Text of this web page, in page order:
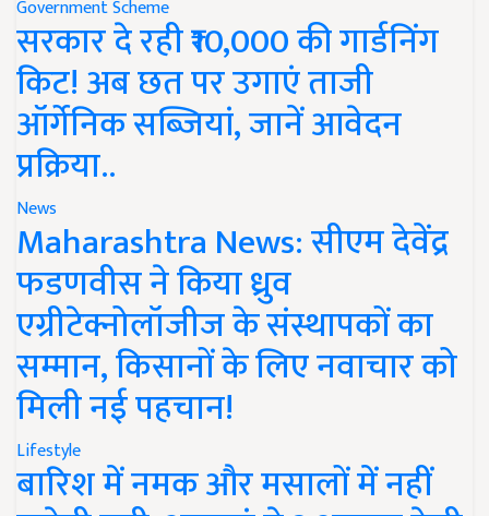
Government Scheme
सरकार दे रही ₹10,000 की गार्डनिंग
किट! अब छत पर उगाएं ताजी
ऑर्गेनिक सब्जियां, जानें आवेदन
प्रक्रिया..
News
Maharashtra News: सीएम देवेंद्र
फडणवीस ने किया ध्रुव
एग्रीटेक्नोलॉजीज के संस्थापकों का
सम्मान, किसानों के लिए नवाचार को
मिली नई पहचान!
Lifestyle
बारिश में नमक और मसालों में नहीं